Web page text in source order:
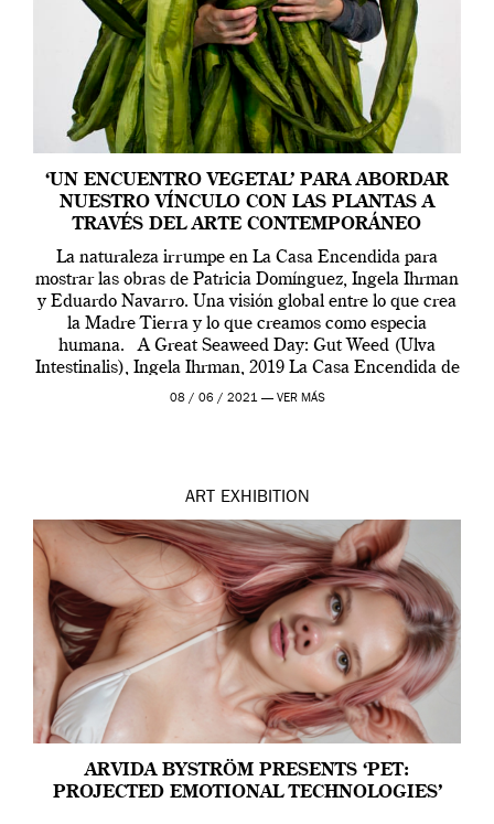
‘UN ENCUENTRO VEGETAL’ PARA ABORDAR
NUESTRO VÍNCULO CON LAS PLANTAS A
TRAVÉS DEL ARTE CONTEMPORÁNEO
La naturaleza irrumpe en La Casa Encendida para
mostrar las obras de Patricia Domínguez, Ingela Ihrman
y Eduardo Navarro. Una visión global entre lo que crea
la Madre Tierra y lo que creamos como especia
humana. A Great Seaweed Day: Gut Weed (Ulva
Intestinalis), Ingela Ihrman, 2019 La Casa Encendida de
Madrid y la Wellcome […]
08 / 06 / 2021 — VER MÁS
ART EXHIBITION
ARVIDA BYSTRÖM PRESENTS ‘PET:
PROJECTED EMOTIONAL TECHNOLOGIES’